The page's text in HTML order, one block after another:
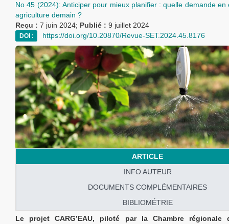
No 45 (2024): Anticiper pour mieux planifier : quelle demande en
agriculture demain ?
Reçu : 7 juin 2024; Publié : 9 juillet 2024
DOI : https://doi.org/10.20870/Revue-SET.2024.45.8176
ARTICLE
INFO AUTEUR
DOCUMENTS COMPLÉMENTAIRES
BIBLIOMÉTRIE
Le projet CARG’EAU, piloté par la Chambre régionale